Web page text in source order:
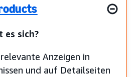
es sich?
Anzeigen in
und auf Detailseiten